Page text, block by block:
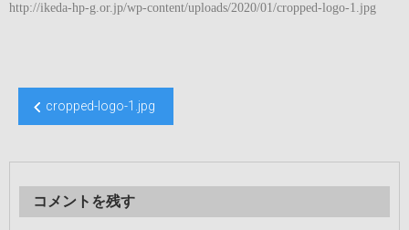
http://ikeda-hp-g.or.jp/wp-content/uploads/2020/01/cropped-logo-1.jpg
稿
ナ
ビ
ゲ
cropped-logo-1.jpg
コメントを残す